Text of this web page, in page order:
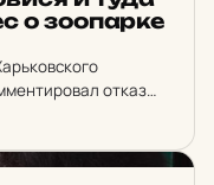
о зо­о­пар­ке
отказ
голосовать за 73